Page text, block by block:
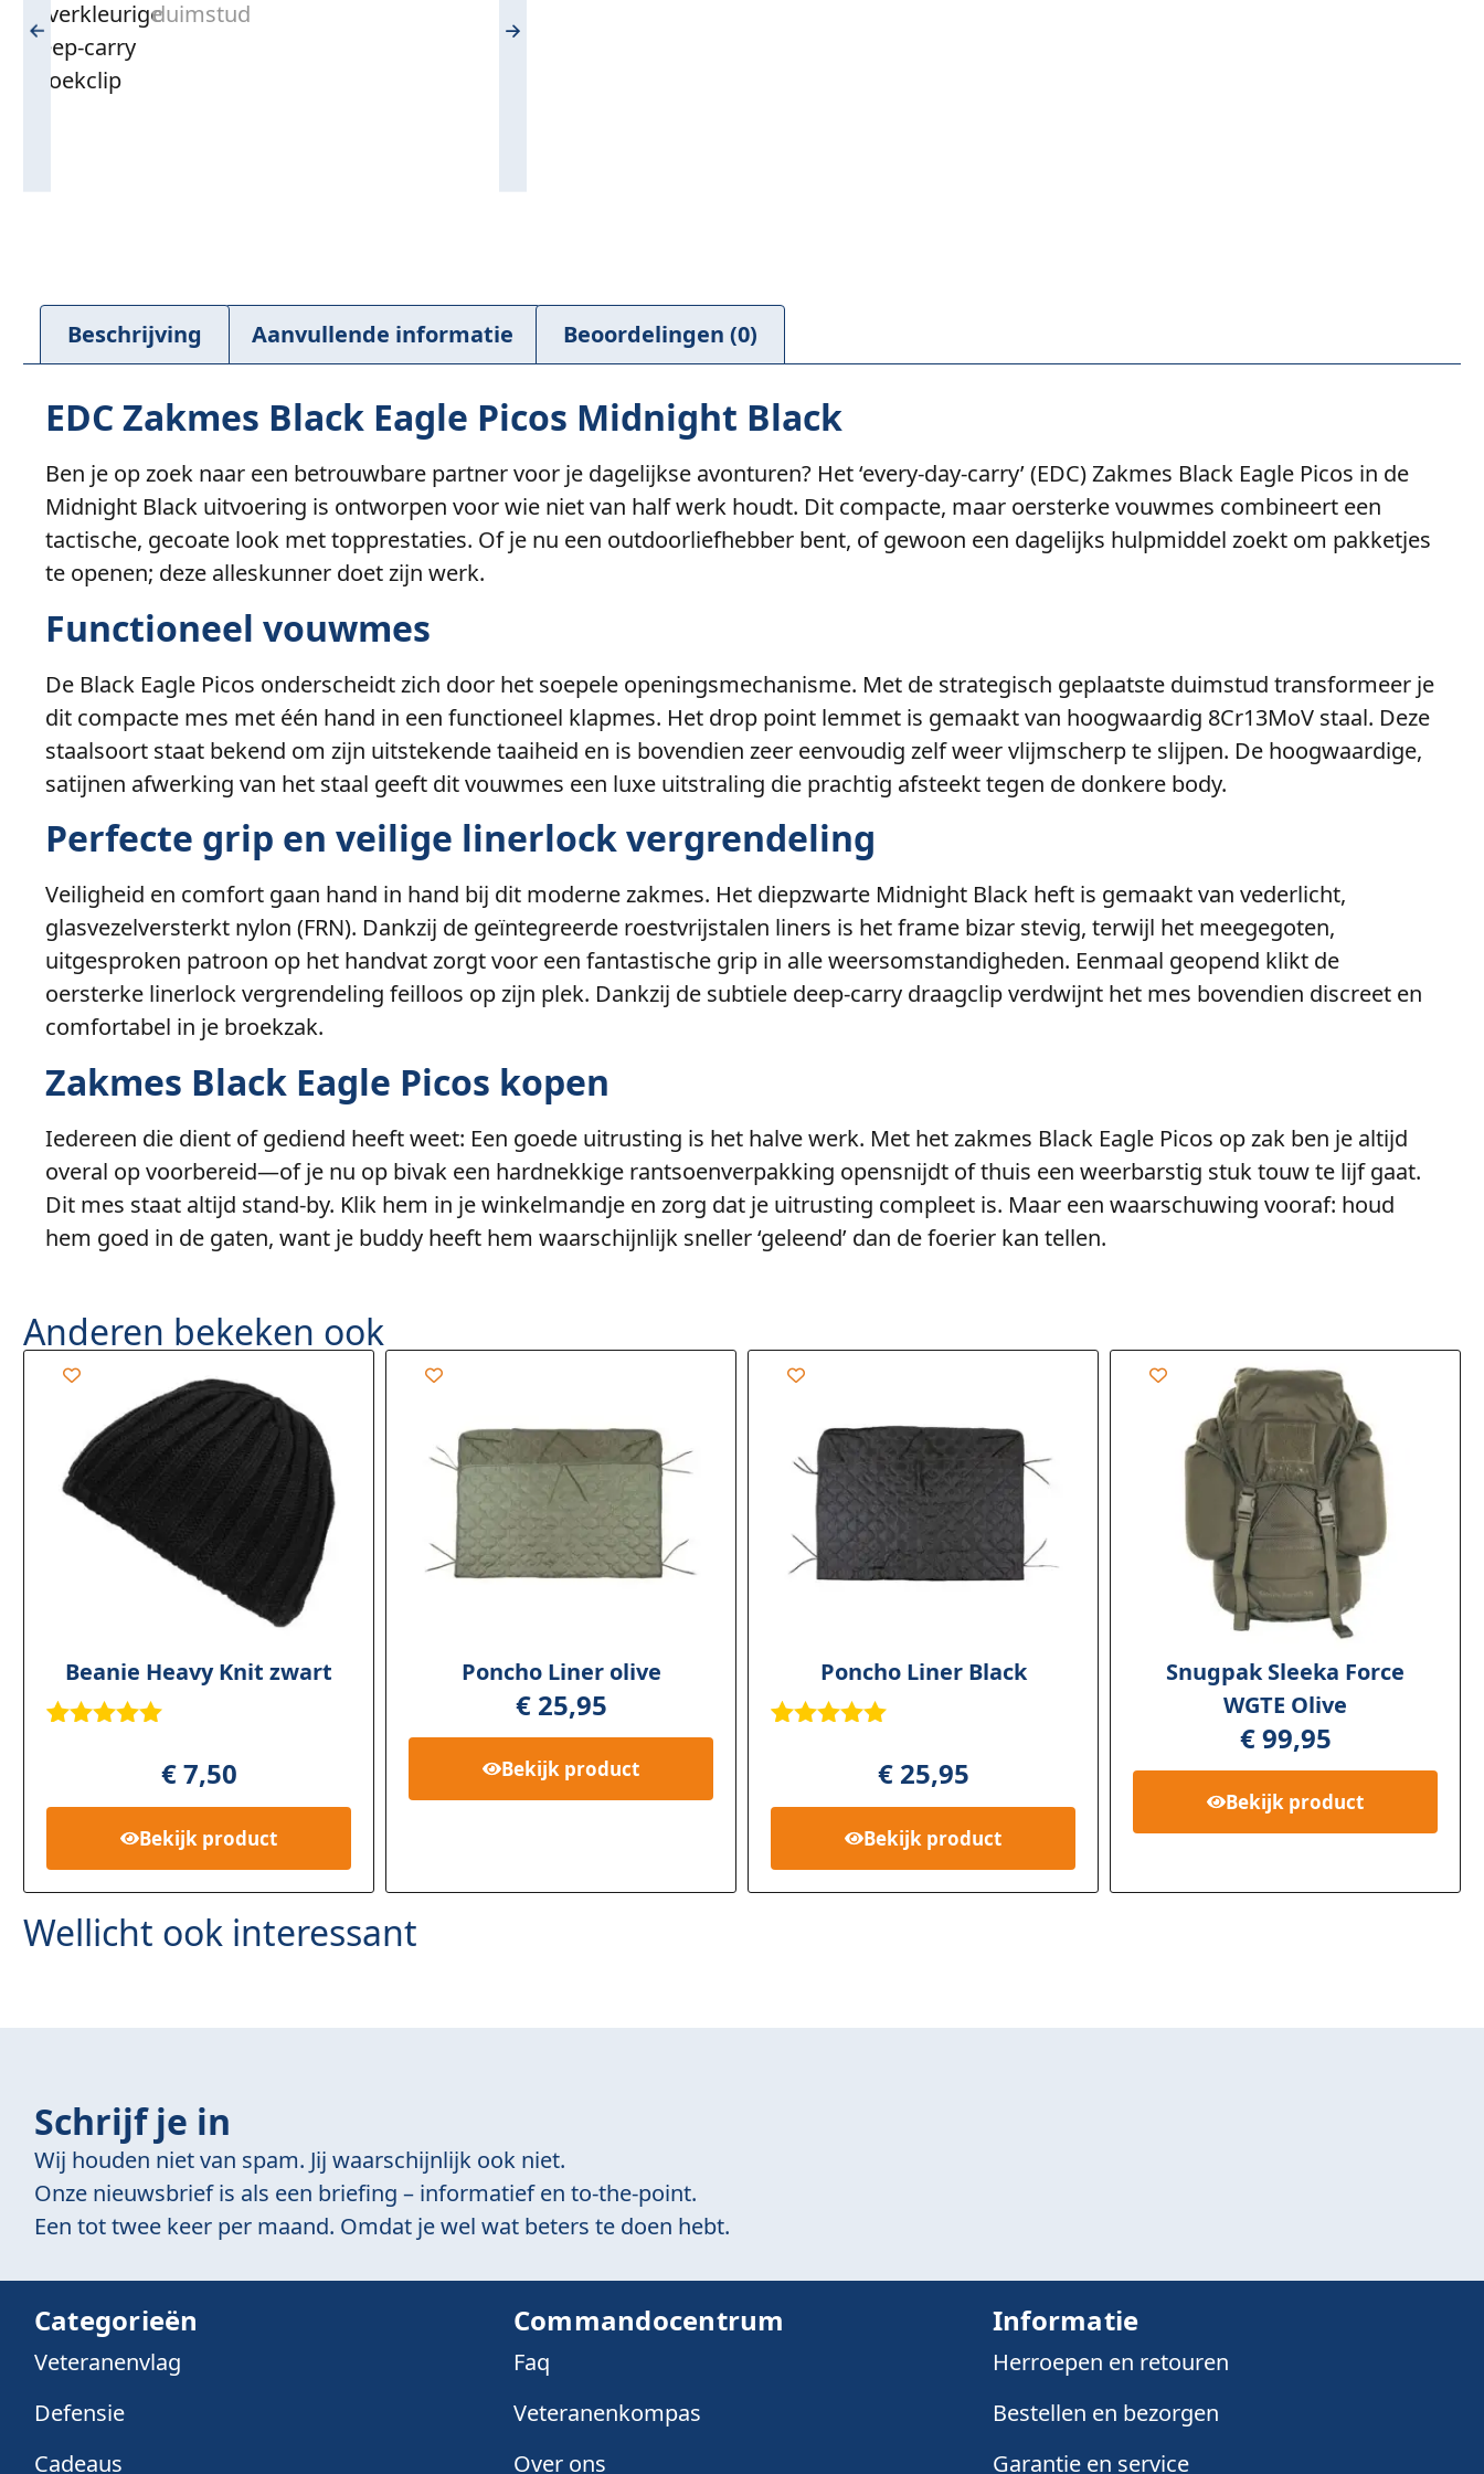
Beschrijving Aanvullende informatie Beoordelingen (0)
EDC Zakmes Black Eagle Picos Midnight Black
Ben je op zoek naar een betrouwbare partner voor je dagelijkse avonturen? Het ‘every-day-carry’ (EDC) Zakmes Black Eagle Picos in de
Midnight Black uitvoering is ontworpen voor wie niet van half werk houdt. Dit compacte, maar oersterke vouwmes combineert een
tactische, gecoate look met topprestaties. Of je nu een outdoorliefhebber bent, of gewoon een dagelijks hulpmiddel zoekt om pakketjes
te openen; deze alleskunner doet zijn werk.
Functioneel vouwmes
De Black Eagle Picos onderscheidt zich door het soepele openingsmechanisme. Met de strategisch geplaatste duimstud transformeer je
dit compacte mes met één hand in een functioneel klapmes. Het drop point lemmet is gemaakt van hoogwaardig 8Cr13MoV staal. Deze
staalsoort staat bekend om zijn uitstekende taaiheid en is bovendien zeer eenvoudig zelf weer vlijmscherp te slijpen. De hoogwaardige,
satijnen afwerking van het staal geeft dit vouwmes een luxe uitstraling die prachtig afsteekt tegen de donkere body.
Perfecte grip en veilige linerlock vergrendeling
Veiligheid en comfort gaan hand in hand bij dit moderne zakmes. Het diepzwarte Midnight Black heft is gemaakt van vederlicht,
glasvezelversterkt nylon (FRN). Dankzij de geïntegreerde roestvrijstalen liners is het frame bizar stevig, terwijl het meegegoten,
uitgesproken patroon op het handvat zorgt voor een fantastische grip in alle weersomstandigheden. Eenmaal geopend klikt de
oersterke linerlock vergrendeling feilloos op zijn plek. Dankzij de subtiele deep-carry draagclip verdwijnt het mes bovendien discreet en
comfortabel in je broekzak.
Zakmes Black Eagle Picos kopen
Iedereen die dient of gediend heeft weet: Een goede uitrusting is het halve werk. Met het zakmes Black Eagle Picos op zak ben je altijd
overal op voorbereid—of je nu op bivak een hardnekkige rantsoenverpakking opensnijdt of thuis een weerbarstig stuk touw te lijf gaat.
Dit mes staat altijd stand-by. Klik hem in je winkelmandje en zorg dat je uitrusting compleet is. Maar een waarschuwing vooraf: houd
hem goed in de gaten, want je buddy heeft hem waarschijnlijk sneller ‘geleend’ dan de foerier kan tellen.
Anderen bekeken ook
Beanie Heavy Knit zwart
gebaseerd
klant
waardering
€7,50
Bekijk product
Poncho Liner olive
€25,95
Bekijk product
Poncho Liner Black
gebaseerd
klant
waardering
€25,95
Bekijk product
Snugpak Sleeka Force
WGTE Olive
€99,95
Bekijk product
Wellicht ook interessant
Schrijf je in
Wij houden niet van spam. Jij waarschijnlijk ook niet.
Onze nieuwsbrief is als een briefing – informatief en to-the-point.
Een tot twee keer per maand. Omdat je wel wat beters te doen hebt.
Categorieën
Veteranenvlag
Defensie
Cadeaus
Commandocentrum
Faq
Veteranenkompas
Over ons
Informatie
Herroepen en retouren
Bestellen en bezorgen
Garantie en service